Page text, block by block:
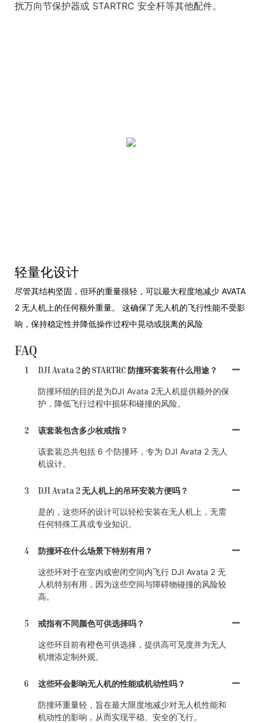
扰万向节保护器或 STARTRC 安全杆等其他配件。
轻量化设计
尽管其结构坚固，但环的重量很轻，可以最大程度地减少 AVATA
2 无人机上的任何额外重量。 这确保了无人机的飞行性能不受影
响，保持稳定性并降低操作过程中晃动或脱离的风险
FAQ
1 DJI Avata 2 的 STARTRC 防撞环套装有什么用途？
防撞环组的目的是为DJI Avata 2无人机提供额外的保
护，降低飞行过程中损坏和碰撞的风险。
2 该套装包含多少枚戒指？
该套装总共包括 6 个防撞环，专为 DJI Avata 2 无人
机设计。
3 DJI Avata 2 无人机上的吊环安装方便吗？
是的，这些环的设计可以轻松安装在无人机上，无需
任何特殊工具或专业知识。
4 防撞环在什么场景下特别有用？
这些环对于在室内或密闭空间内飞行 DJI Avata 2 无
人机特别有用，因为这些空间与障碍物碰撞的风险较
高。
5 戒指有不同颜色可供选择吗？
这些环目前有橙色可供选择，提供高可见度并为无人
机增添定制外观。
6 这些环会影响无人机的性能或机动性吗？
防撞环重量轻，旨在最大限度地减少对无人机性能和
机动性的影响，从而实现平稳、安全的飞行。